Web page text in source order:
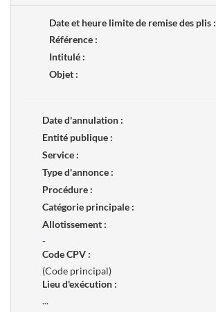
Date et heure limite de remise des plis :
Référence :
Intitulé :
Objet :
Date d'annulation :
Entité publique :
Service :
Type d'annonce :
Procédure :
Catégorie principale :
Allotissement :
-
Code CPV :
(Code principal)
Lieu d'exécution :
...